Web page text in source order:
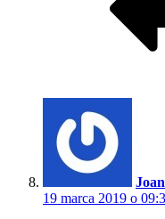
19 marca 2019 o